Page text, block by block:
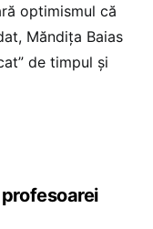
optimismul că
Măndița Baias
de timpul și